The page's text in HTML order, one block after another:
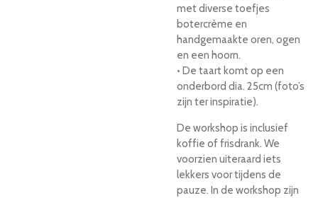
met diverse toefjes
botercrème en
handgemaakte oren, ogen
en een hoorn.
• De taart komt op een
onderbord dia. 25cm (foto’s
zijn ter inspiratie).
De workshop is inclusief
koffie of frisdrank. We
voorzien uiteraard iets
lekkers voor tijdens de
pauze. In de workshop zijn